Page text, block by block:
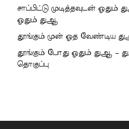
சாப்பிட்டு முடித்தவுடன் ஓதும்
ஓதும் துஆ
தூங்கும் முன் ஓத வேண்டிய
தூங்கும் போது ஓதும் துஆ –
தொகுப்பு